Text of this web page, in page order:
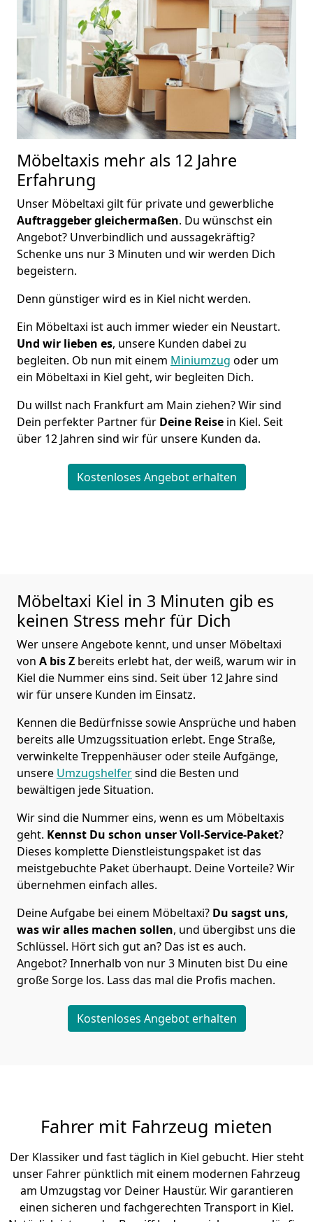
Möbeltaxis mehr als 12 Jahre
Erfahrung
Unser Möbeltaxi gilt für private und gewerbliche
Auftraggeber gleichermaßen. Du wünschst ein
Angebot? Unverbindlich und aussagekräftig?
Schenke uns nur 3 Minuten und wir werden Dich
begeistern.
Denn günstiger wird es in Kiel nicht werden.
Ein Möbeltaxi ist auch immer wieder ein Neustart.
Und wir lieben es, unsere Kunden dabei zu
begleiten. Ob nun mit einem Miniumzug oder um
ein Möbeltaxi in Kiel geht, wir begleiten Dich.
Du willst nach Frankfurt am Main ziehen? Wir sind
Dein perfekter Partner für Deine Reise in Kiel. Seit
über 12 Jahren sind wir für unsere Kunden da.
Kostenloses Angebot erhalten
Möbeltaxi Kiel in 3 Minuten gib es
keinen Stress mehr für Dich
Wer unsere Angebote kennt, und unser Möbeltaxi
von A bis Z bereits erlebt hat, der weiß, warum wir in
Kiel die Nummer eins sind. Seit über 12 Jahre sind
wir für unsere Kunden im Einsatz.
Kennen die Bedürfnisse sowie Ansprüche und haben
bereits alle Umzugssituation erlebt. Enge Straße,
verwinkelte Treppenhäuser oder steile Aufgänge,
unsere Umzugshelfersind die Besten und
bewältigen jede Situation.
Wir sind die Nummer eins, wenn es um Möbeltaxis
geht. Kennst Du schon unser Voll-Service-Paket?
Dieses komplette Dienstleistungspaket ist das
meistgebuchte Paket überhaupt. Deine Vorteile? Wir
übernehmen einfach alles.
Deine Aufgabe bei einem Möbeltaxi? Du sagst uns,
was wir alles machen sollen, und übergibst uns die
Schlüssel. Hört sich gut an? Das ist es auch.
Angebot? Innerhalb von nur 3 Minuten bist Du eine
große Sorge los. Lass das mal die Profis machen.
Kostenloses Angebot erhalten
Fahrer mit Fahrzeug mieten
Der Klassiker und fast täglich in Kiel gebucht. Hier steht
unser Fahrer pünktlich mit einem modernen Fahrzeug
am Umzugstag vor Deiner Haustür. Wir garantieren
einen sicheren und fachgerechten Transport in Kiel.